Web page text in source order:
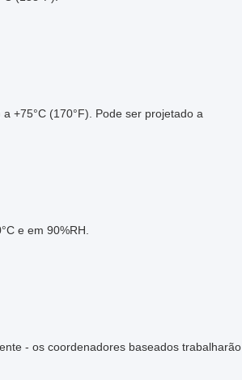
+75°C (170°F). Pode ser projetado a
e em 90%RH.
- os coordenadores baseados trabalharão